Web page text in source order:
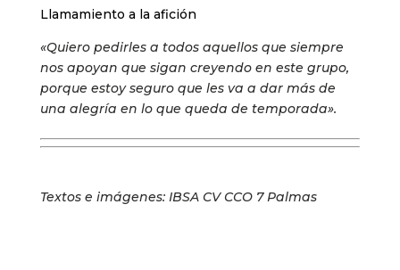
Llamamiento a la afición
«Quiero pedirles a todos aquellos que siempre
nos apoyan que sigan creyendo en este grupo,
porque estoy seguro que les va a dar más de
una alegría en lo que queda de temporada».
Textos e imágenes: IBSA CV CCO 7 Palmas